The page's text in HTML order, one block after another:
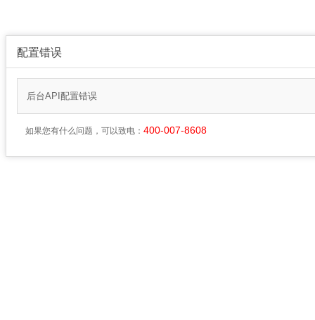
配置错误
后台API配置错误
如果您有什么问题，可以致电： 400-007-8608